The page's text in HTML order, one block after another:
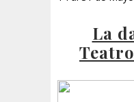
La